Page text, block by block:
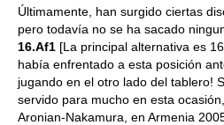
Últimamente, han surgido ciertas
pero todavía no se ha sacado
16.Af1 [La principal alternativa es
había enfrentado a esta posición
jugando en el otro lado del tablero!
servido para mucho en esta
Aronian-Nakamura, en Armenia